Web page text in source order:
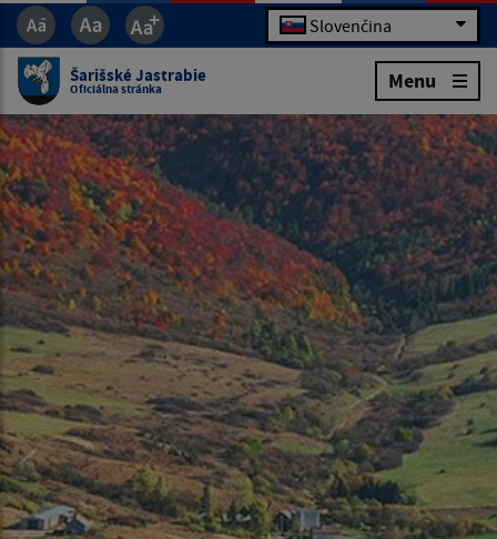
Slovenčina
Šarišské Jastrabie
Oficiálna stránka Menu